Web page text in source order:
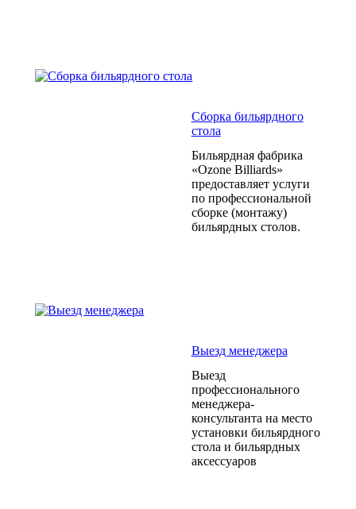
Сборка бильярдного
стола
Бильярдная фабрика
«Ozone Billiards»
предоставляет услуги
по профессиональной
сборке (монтажу)
бильярдных столов.
Выезд менеджера
Выезд
профессионального
менеджера-
консультанта на место
установки бильярдного
стола и бильярдных
аксессуаров